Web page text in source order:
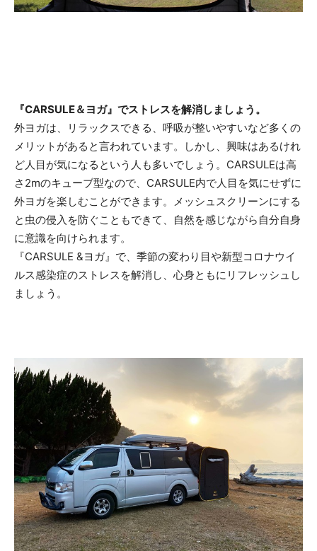
『CARSULE＆ヨガ』でストレスを解消しましょう。
外ヨガは、リラックスできる、呼吸が整いやすいなど多くの
メリットがあると言われています。しかし、興味はあるけれ
ど人目が気になるという人も多いでしょう。CARSULEは高
さ2mのキューブ型なので、CARSULE内で人目を気にせずに
外ヨガを楽しむことができます。メッシュスクリーンにする
と虫の侵入を防ぐこともできて、自然を感じながら自分自身
に意識を向けられます。
『CARSULE &ヨガ』で、季節の変わり目や新型コロナウイ
ルス感染症のストレスを解消し、心身ともにリフレッシュし
ましょう。